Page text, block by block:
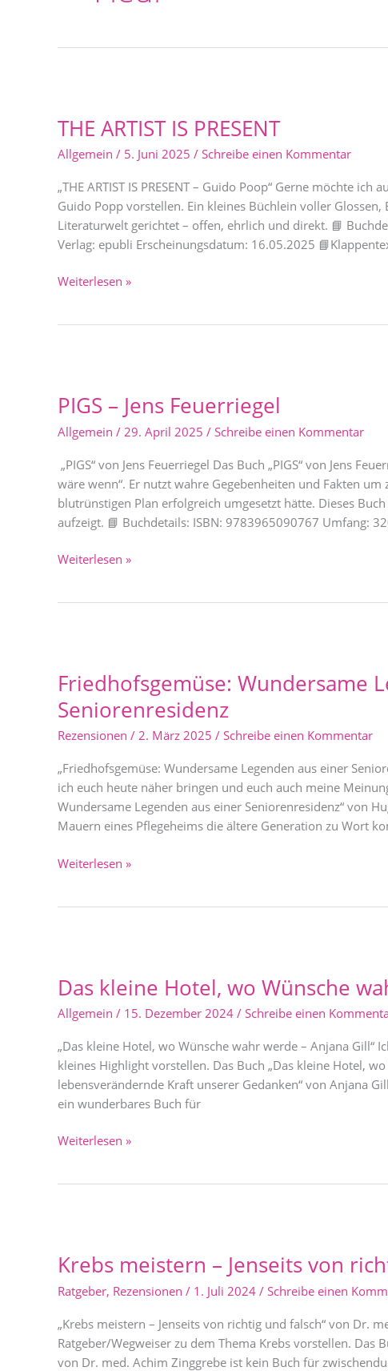
THE ARTIST IS PRESENT
Allgemein / 5. Juni 2025 / Schreibe einen Kommentar
„THE ARTIST IS PRESENT – Guido Poop“ Gerne möchte ich
Guido Popp vorstellen. Ein kleines Büchlein voller
Literaturwelt gerichtet – offen, ehrlich und direkt. 📘
Verlag: epubli Erscheinungsdatum: 16.05.2025
IS
Weiterlesen »
PIGS – Jens Feuerriegel
Allgemein / 29. April 2025 / Schreibe einen Kommentar
„PIGS“ von Jens Feuerriegel Das Buch „PIGS“ von Jens
wäre wenn“. Er nutzt wahre Gegebenheiten und Fakten
blutrünstigen Plan erfolgreich umgesetzt hätte. Dieses
aufzeigt. 📘 Buchdetails: ISBN: 9783965090767 Umfang:
Jens
Weiterlesen »
Friedhofsgemüse: Wundersame
Seniorenresidenz
Rezensionen / 2. März 2025 / Schreibe einen Kommentar
„Friedhofsgemüse: Wundersame Legenden aus einer
ich euch heute näher bringen und euch auch meine
Wundersame Legenden aus einer Seniorenresidenz“ von
Mauern eines Pflegeheims die ältere Generation zu Wort
Legenden
aus
einer
Seniorenresidenz
Weiterlesen »
Das kleine Hotel, wo Wünsche
Allgemein / 15. Dezember 2024 / Schreibe einen
„Das kleine Hotel, wo Wünsche wahr werde – Anjana Gill“
kleines Highlight vorstellen. Das Buch „Das kleine Hotel,
lebensverändernde Kraft unserer Gedanken“ von Anjana
ein wunderbares Buch für
Hotel,
Wünsche
wahr
werden
Weiterlesen »
Krebs meistern – Jenseits von
Ratgeber, Rezensionen / 1. Juli 2024 / Schreibe einen
„Krebs meistern – Jenseits von richtig und falsch“ von Dr.
Ratgeber/Wegweiser zu dem Thema Krebs vorstellen. Das
von Dr. med. Achim Zinggrebe ist kein Buch für
–
von
richtig
und
falsch